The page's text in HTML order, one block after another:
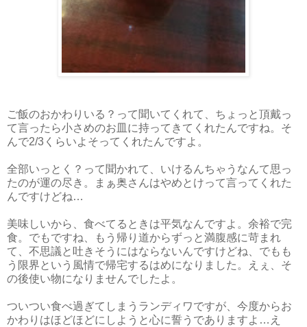
ご飯のおかわりいる？って聞いてくれて、ちょっと頂戴っ
て言ったら小さめのお皿に持ってきてくれたんですね。そ
んで2/3くらいよそってくれたんですよ。
全部いっとく？って聞かれて、いけるんちゃうなんて思っ
たのが運の尽き。まぁ奥さんはやめとけって言ってくれた
んですけどね…
美味しいから、食べてるときは平気なんですよ。余裕で完
食。でもですね、もう帰り道からずっと満腹感に苛まれ
て、不思議と吐きそうにはならないんですけどね、でもも
う限界という風情で帰宅するはめになりました。えぇ、そ
の後使い物になりませんでしたよ。
ついつい食べ過ぎてしまうランディワですが、今度からお
かわりはほどほどにしようと心に誓うでありますよ…え